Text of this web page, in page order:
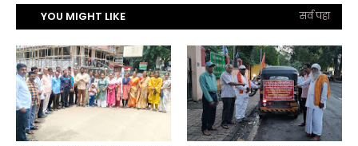
YOU MIGHT LIKE सर्व पहा